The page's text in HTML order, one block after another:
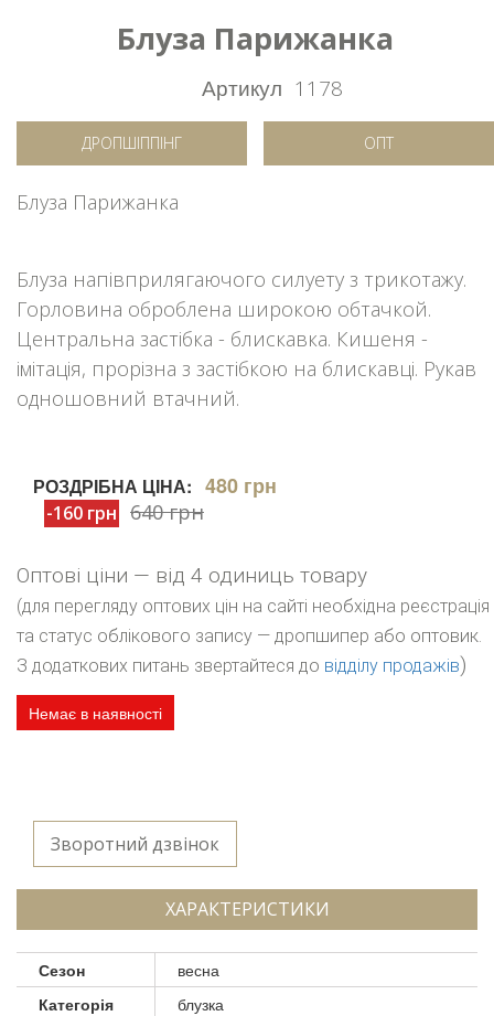
Блуза Парижанка
Артикул 1178
ДРОПШІППІНГ ОПТ
Блуза Парижанка
Блуза напівприлягаючого силуету з трикотажу.
Горловина оброблена широкою обтачкой.
Центральна застібка - блискавка. Кишеня -
імітація, прорізна з застібкою на блискавці. Рукав
одношовний втачний.
РОЗДРІБНА ЦІНА: 480 грн
-160 грн 640 грн
Оптові ціни — від 4 одиниць товару
(для перегляду оптових цін на сайті необхідна реєстрація
та статус облікового запису — дропшипер або оптовик.
З додаткових питань звертайтеся до відділу продажів)
Немає в наявності
Зворотний дзвінок
ХАРАКТЕРИСТИКИ
Сезон
весна
Категорія
блузка